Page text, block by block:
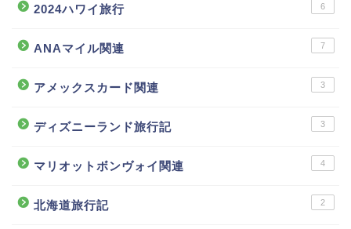
2024ハワイ旅行 6
ANAマイル関連 7
アメックスカード関連 3
ディズニーランド旅行記 3
マリオットボンヴォイ関連 4
北海道旅行記 2